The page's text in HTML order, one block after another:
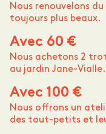
Nous renouvelons
toujours plus beaux.
Avec 60 €
Nous achetons 2
au jardin Jane-Vialle.
Avec 100 €
Nous offrons un
des tout-petits et